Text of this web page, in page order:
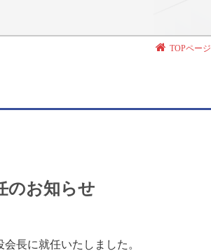
TOPページ
のお知らせ
長に就任いたしました。